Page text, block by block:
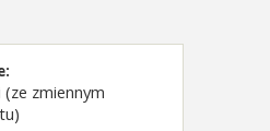
zmiennym